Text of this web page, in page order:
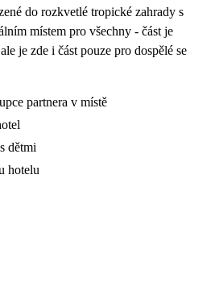
do rozkvetlé tropické zahrady s
místem pro všechny - část je
je zde i část pouze pro dospělé se
partnera v místě
dětmi
hotelu